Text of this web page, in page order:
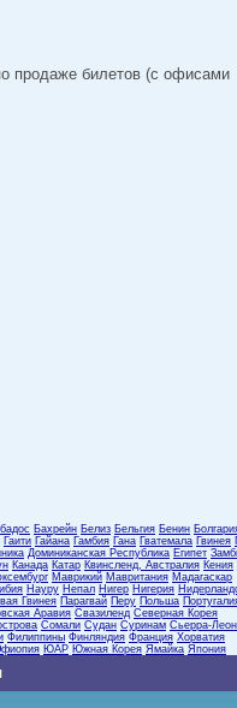
продаже билетов (с офисами
Бахрейн Белиз Бельгия Бенин
Гаити Гайана Гамбия Гана Гватемала Гвинея
Доминиканская Республика Египет
Канада Катар Квинсленд, Австралия Кения
Маврикий Мавритания Мадагаскар
Науру Непал Нигер Нигерия
Гвинея Парагвай Перу Польша
Аравия Свазиленд Северная Корея
Сомали Судан Суринам Сьерра-
Филиппины Финляндия Франция Хорватия
ЮАР Южная Корея Ямайка Япония